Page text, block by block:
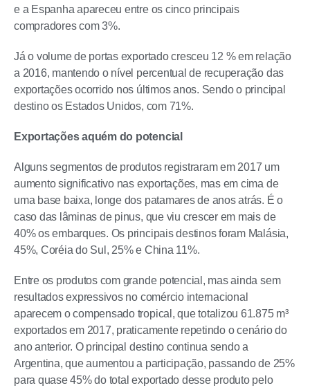
e a Espanha apareceu entre os cinco principais
compradores com 3%.
Já o volume de portas exportado cresceu 12 % em relação
a 2016, mantendo o nível percentual de recuperação das
exportações ocorrido nos últimos anos. Sendo o principal
destino os Estados Unidos, com 71%.
Exportações aquém do potencial
Alguns segmentos de produtos registraram em 2017 um
aumento significativo nas exportações, mas em cima de
uma base baixa, longe dos patamares de anos atrás. É o
caso das lâminas de pinus, que viu crescer em mais de
40% os embarques. Os principais destinos foram Malásia,
45%, Coréia do Sul, 25% e China 11%.
Entre os produtos com grande potencial, mas ainda sem
resultados expressivos no comércio internacional
aparecem o compensado tropical, que totalizou 61.875 m³
exportados em 2017, praticamente repetindo o cenário do
ano anterior. O principal destino continua sendo a
Argentina, que aumentou a participação, passando de 25%
para quase 45% do total exportado desse produto pelo